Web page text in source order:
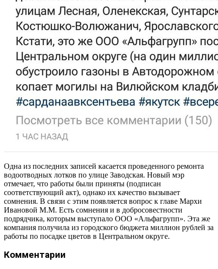
Одна из последних записей касается проведенного ремонта
водоотводных лотков по улице Заводская. Новый мэр
отмечает, что работы были приняты (подписан
соответствующий акт), однако их качество вызывает
сомнения. В связи с этим появляется вопрос к главе Мархи
Ивановой М.М. Есть сомнения и в добросовестности
подрядчика, которым выступало ООО «Альфагрупп». Эта же
компания получила из городского бюджета миллион рублей за
работы по посадке цветов в Центральном округе.
Комментарии